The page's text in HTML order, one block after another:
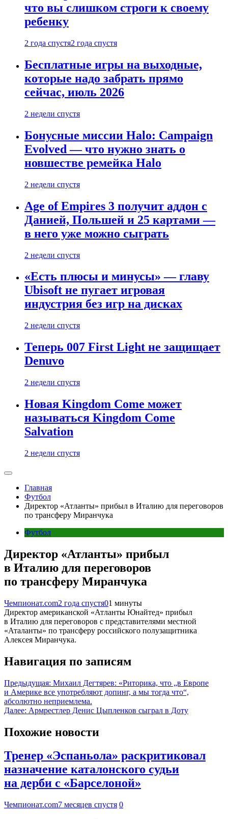
что вы слишком строги к своему
ребенку
2 года спустя2 года спустя
Бесплатные игры на выходные,
которые надо забрать прямо
сейчас, июль 2026
2 недели спустя
Бонусные миссии Halo: Campaign
Evolved — что нужно знать о
новшестве ремейка Halo
2 недели спустя
Age of Empires 3 получит аддон с
Данией, Польшей и 25 картами —
в него уже можно сыграть
2 недели спустя
«Есть плюсы и минусы» — главу
Ubisoft не пугает игровая
индустрия без игр на дисках
2 недели спустя
Теперь 007 First Light не защищает
Denuvo
2 недели спустя
Новая Kingdom Come может
называться Kingdom Come
Salvation
2 недели спустя
Главная
Футбол
Директор «Атланты» прибыл в Италию для переговоров
по трансферу Миранчука
Футбол
Директор «Атланты» прибыл
в Италию для переговоров
по трансферу Миранчука
Чемпионат.com2 года спустя01 минуты
Директор американской «Атланты Юнайтед» прибыл
в Италию для переговоров с представителями местной
«Аталанты» по трансферу российского полузащитника
Алексея Миранчука.
Навигация по записям
Предыдущая: Михаил Дегтярев: «Риторика, что „в Европе
и Америке все употребляют допинг, а мы тогда что“,
абсолютно неприемлема.
Далее: Армрестлер Денис Цыпленков сыграл в Доту
Похожие новости
Тренер «Эспаньола» раскритиковал
назначение каталонского судьи
на дерби с «Барселоной»
Чемпионат.com7 месяцев спустя 0